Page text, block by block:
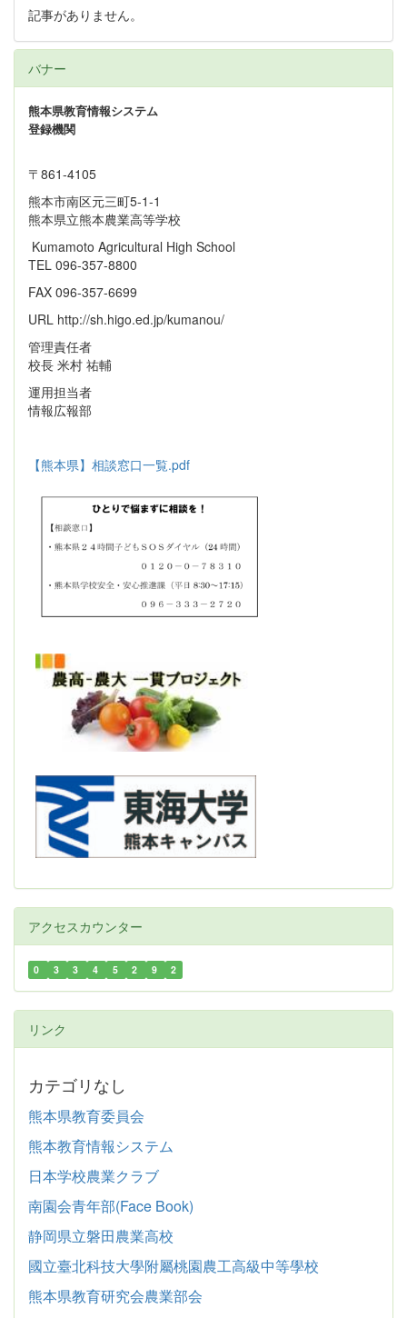
記事がありません。
バナー
熊本県教育情報システム
登録機関
〒861‐4105
熊本市南区元三町5-1-1
熊本県立熊本農業高等学校
Kumamoto Agricultural High School
TEL 096-357-8800
FAX 096-357-6699
URL http://sh.higo.ed.jp/kumanou/
管理責任者
校長 米村 祐輔
運用担当者
情報広報部
【熊本県】相談窓口一覧.pdf
アクセスカウンター
0 3 3 4 5 2 9 2
リンク
カテゴリなし
熊本県教育委員会
熊本教育情報システム
日本学校農業クラブ
南園会青年部(Face Book)
静岡県立磐田農業高校
國立臺北科技大學附屬桃園農工高級中等學校
熊本県教育研究会農業部会